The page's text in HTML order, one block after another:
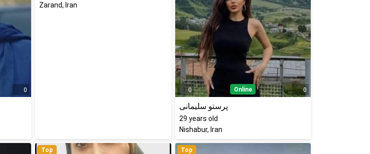
0
Zarand, Iran
0 Online 0
پرستو سلیمانی
29 years old
Nishabur, Iran
Top Top